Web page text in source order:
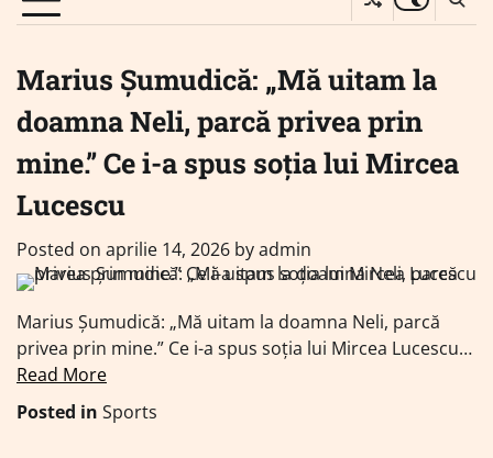
Marius Șumudică: „Mă uitam la
doamna Neli, parcă privea prin
mine.” Ce i-a spus soția lui Mircea
Lucescu
Posted on aprilie 14, 2026 byadmin
Marius Șumudică: „Mă uitam la doamna Neli, parcă
privea prin mine.” Ce i-a spus soția lui Mircea Lucescu…
Read More
Posted in Sports